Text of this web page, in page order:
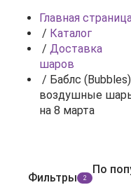
Главная
/ Каталог
/ Доставка
шаров
/ Баблс (Bubbles)
воздушные
на 8 марта
Фильтры 2
По